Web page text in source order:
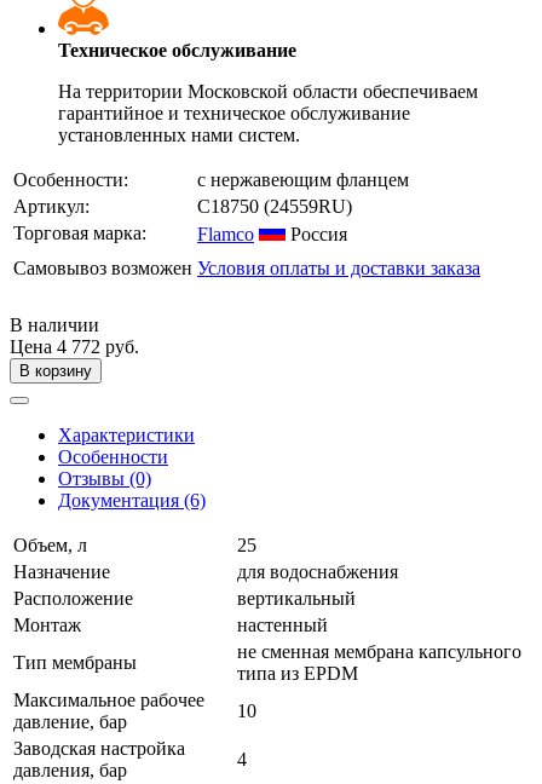
Техническое обслуживание
На территории Московской области обеспечиваем
гарантийное и техническое обслуживание
установленных нами систем.
Особенности:
с нержавеющим фланцем
Артикул:
C18750 (24559RU)
Торговая марка:
Flamco
Россия
Самовывоз возможен Условия оплаты и доставки заказа
В наличии
Цена 4 772 руб.
В корзину
Характеристики
Особенности
Отзывы (0)
Документация (6)
Объем, л
25
Назначение
для водоснабжения
Расположение
вертикальный
Монтаж
настенный
Тип мембраны
не сменная мембрана капсульного
типа из EPDM
Максимальное рабочее
давление, бар
10
Заводская настройка
давления, бар
4